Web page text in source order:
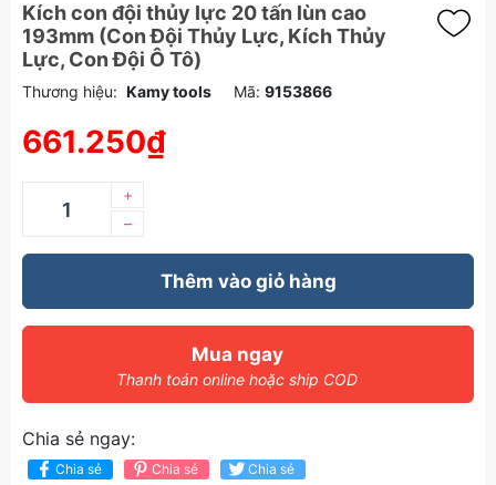
Kích con đội thủy lực 20 tấn lùn cao
193mm (Con Đội Thủy Lực, Kích Thủy
Lực, Con Đội Ô Tô)
Thương hiệu: Kamy tools Mã: 9153866
661.250₫
–
+
Thêm vào giỏ hàng
Mua ngay
Thanh toán online hoặc ship COD
Chia sẻ ngay:
Chia sẻ Chia sẻ Chia sẻ